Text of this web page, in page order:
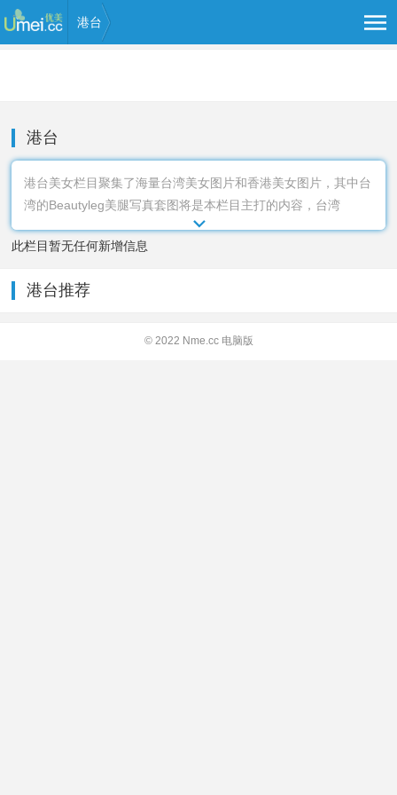
港台
港台
港台美女栏目聚集了海量台湾美女图片和香港美女图片，其中台
湾的Beautyleg美腿写真套图将是本栏目主打的内容，台湾
Beautyleg套图机构以长腿、制服、丝袜、高跟鞋、户外街拍为
核心的图片在国内被广大网友而熟悉，你美图库港台美女图片频
此栏目暂无任何新增信息
港台推荐
© 2022 Nme.cc 电脑版